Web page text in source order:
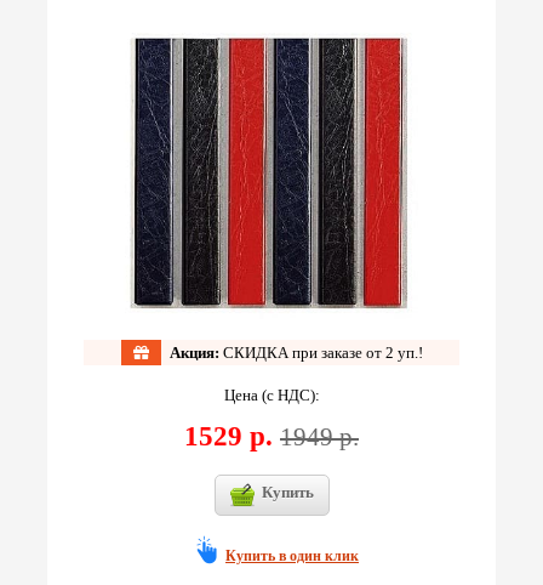
Акция: СКИДКА при заказе от 2 уп.!
Цена (с НДС):
1529 р. 1949 р.
Купить
Купить в один клик